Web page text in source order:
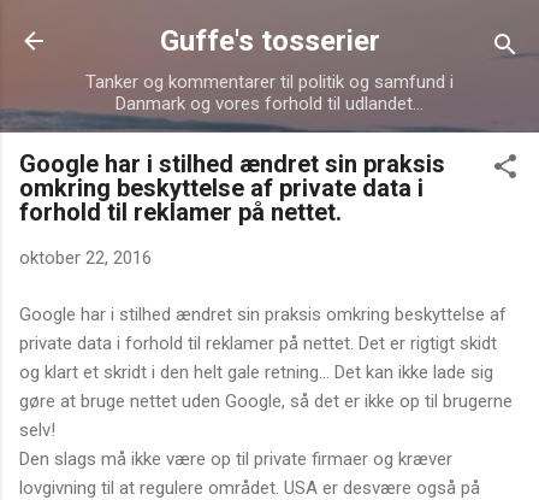
Gå videre til hovedindholdet
Guffe's tosserier
Tanker og kommentarer til politik og samfund i
Danmark og vores forhold til udlandet...
Google har i stilhed ændret sin praksis
omkring beskyttelse af private data i
forhold til reklamer på nettet.
oktober 22, 2016
Google har i stilhed ændret sin praksis omkring beskyttelse af
private data i forhold til reklamer på nettet. Det er rigtigt skidt
og klart et skridt i den helt gale retning... Det kan ikke lade sig
gøre at bruge nettet uden Google, så det er ikke op til brugerne
selv!
Den slags må ikke være op til private firmaer og kræver
lovgivning til at regulere området. USA er desvære også på